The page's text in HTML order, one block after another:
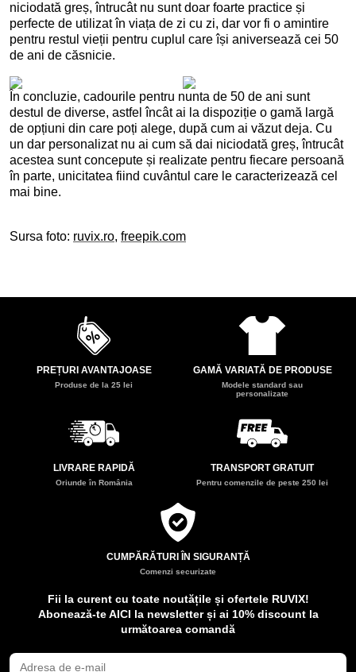
niciodată greș, întrucât nu sunt doar foarte practice și
perfecte de utilizat în viața de zi cu zi, dar vor fi o amintire
pentru restul vieții pentru cuplul care își aniversează cei 50
de ani de căsnicie.
În concluzie, cadourile pentru nunta de 50 de ani sunt
destul de diverse, astfel încât ai la dispoziție o gamă largă
de opțiuni din care poți alege, după cum ai văzut deja. Cu
un dar personalizat nu ai cum să dai niciodată greș, întrucât
acestea sunt concepute și realizate pentru fiecare persoană
în parte, unicitatea fiind cuvântul care le caracterizează cel
mai bine.
Sursa foto: ruvix.ro, freepik.com
PREȚURI AVANTAJOASE
Produse de la 25 lei
GAMĂ VARIATĂ DE PRODUSE
Modele standard sau
personalizate
LIVRARE RAPIDĂ
Oriunde în România
TRANSPORT GRATUIT
Pentru comenzile de peste 250 lei
CUMPĂRĂTURI ÎN SIGURANȚĂ
Comenzi securizate
Fii la curent cu toate noutățile și ofertele RUVIX!
Abonează-te AICI la newsletter și ai 10% discount la
următoarea comandă